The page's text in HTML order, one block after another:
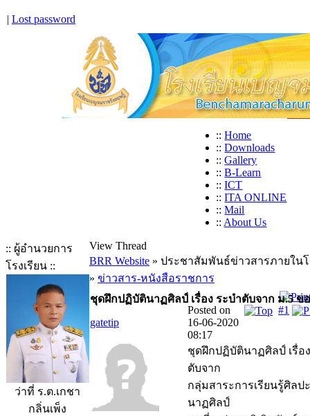
| Lost password
:: Home
:: Downloads
:: Gallery
:: B-Learn
:: ICT
:: ITA ONLINE
:: Mail
:: About Us
:: ผู้อำนวยการ
โรงเรียน ::
ว่าที่ ร.ต.เกชา
กลิ่นเพ็ง
View Thread
BRR Website » ประชาสัมพันธ์ข่าวสารภายในโ
» ข่าวสาร-หนังสือราชการ
ชุดฝึกปฏิบัตินาฏศิลป์ เรื่อง ระบำตับจาก ม.5
gatetip
#1
Posted on
16-06-2020
08:17
ชุดฝึกปฏิบัตินาฏศิลป์ เรื่อ
ตับจาก
กลุ่มสาระการเรียนรู้ศิลป
นาฏศิลป์